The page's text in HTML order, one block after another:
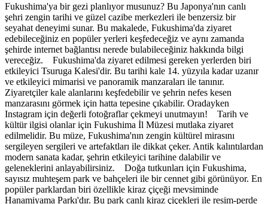
Fukushima'ya bir gezi planlıyor musunuz? Bu Japonya'nın canlı
şehri zengin tarihi ve güzel cazibe merkezleri ile benzersiz bir
seyahat deneyimi sunar. Bu makalede, Fukushima'da ziyaret
edebileceğiniz en popüler yerleri keşfedeceğiz ve aynı zamanda
şehirde internet bağlantısı nerede bulabileceğiniz hakkında bilgi
vereceğiz. Fukushima'da ziyaret edilmesi gereken yerlerden biri
etkileyici Tsuruga Kalesi'dir. Bu tarihi kale 14. yüzyıla kadar uzanır
ve etkileyici mimarisi ve panoramik manzaraları ile tanınır.
Ziyaretçiler kale alanlarını keşfedebilir ve şehrin nefes kesen
manzarasını görmek için hatta tepesine çıkabilir. Oradayken
Instagram için değerli fotoğraflar çekmeyi unutmayın! Tarih ve
kültür ilgisi olanlar için Fukushima İl Müzesi mutlaka ziyaret
edilmelidir. Bu müze, Fukushima'nın zengin kültürel mirasını
sergileyen sergileri ve artefaktları ile dikkat çeker. Antik kalıntılardan
modern sanata kadar, şehrin etkileyici tarihine dalabilir ve
geleneklerini anlayabilirsiniz. Doğa tutkunları için Fukushima,
sayısız muhteşem park ve bahçeleri ile bir cennet gibi görünüyor. En
popüler parklardan biri özellikle kiraz çiçeği mevsiminde
Hanamiyama Parkı'dır. Bu park canlı kiraz çiçekleri ile resim-perde